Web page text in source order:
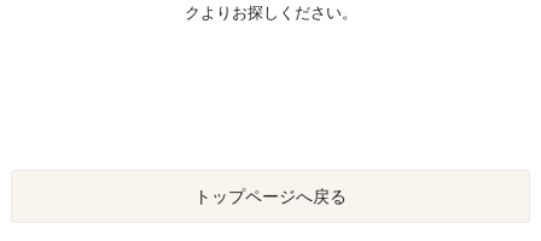
クよりお探しください。
トップページへ戻る